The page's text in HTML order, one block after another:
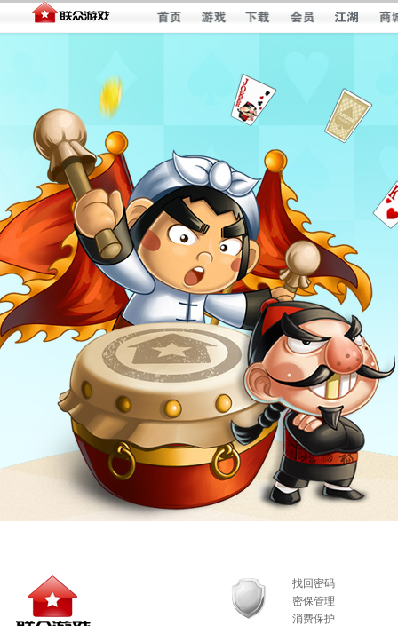
找回密码
密保管理
消费保护